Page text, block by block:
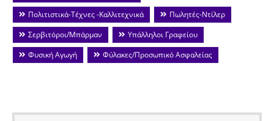
Πολιτιστικά-Τέχνες -Καλλιτεχνικά
Πωλητές-Ντίλερ
Σερβιτόροι/Μπάρμαν
Υπάλληλοι Γραφείου
Φυσική Αγωγή
Φύλακες/Προσωπικό Ασφαλείας